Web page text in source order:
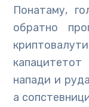
Понатаму,
обратно
напади и
а